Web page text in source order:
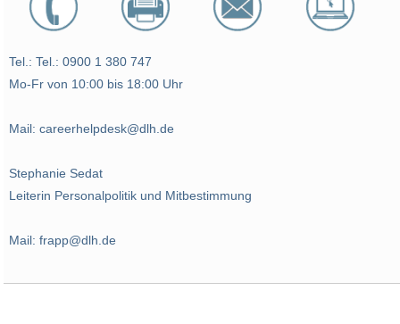
Tel.: Tel.: 0900 1 380 747
Mo-Fr von 10:00 bis 18:00 Uhr
Mail: careerhelpdesk@dlh.de
Stephanie Sedat
Leiterin Personalpolitik und Mitbestimmung
Mail: frapp@dlh.de